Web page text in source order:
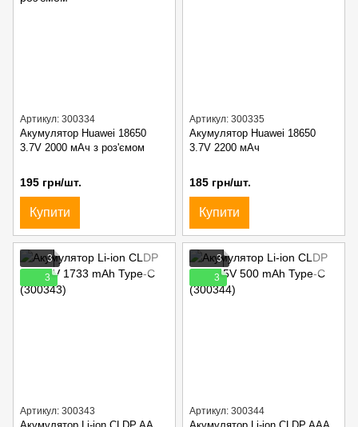
Артикул: 300334
Акумулятор Huawei 18650
3.7V 2000 мАч з роз'ємом
195 грн/шт.
Купити
Артикул: 300335
Акумулятор Huawei 18650
3.7V 2200 мАч
185 грн/шт.
Купити
3
3
Артикул: 300343
3
3
Артикул: 300344